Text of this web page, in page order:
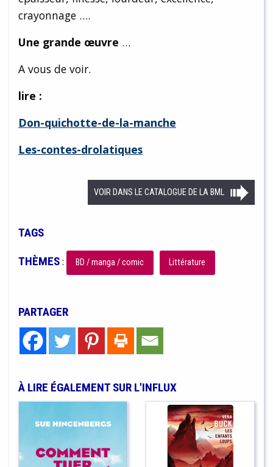
crayonnage ….
Une grande œuvre …
A vous de voir.
lire :
Don-quichotte-de-la-manche
Les-contes-drolatiques
VOIR DANS LE CATALOGUE DE LA BML
TAGS
THÈMES: BD / manga / comic Littérature
PARTAGER
À LIRE ÉGALEMENT SUR L'INFLUX